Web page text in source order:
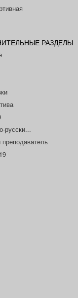
РАЗДЕЛЫ
русски...